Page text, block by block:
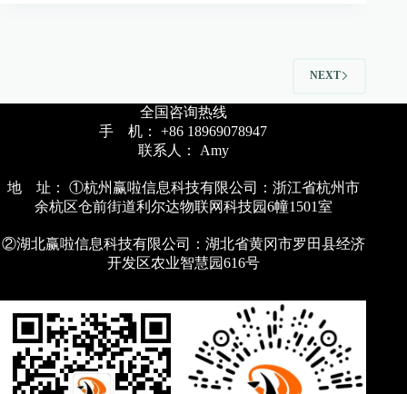
NEXT
全国咨询热线
手 机： +86 18969078947
联系人： Amy
地 址： ①杭州赢啦信息科技有限公司：浙江省杭州市
余杭区仓前街道利尔达物联网科技园6幢1501室
②湖北赢啦信息科技有限公司：湖北省黄冈市罗田县经济
开发区农业智慧园616号